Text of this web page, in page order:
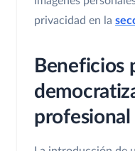
privacidad en la
Beneficios
profesional